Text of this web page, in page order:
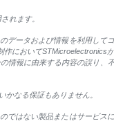
れます。
データおよび情報を利用して
においてSTMicroelectronics
情報に由来する内容の誤り、
なる保証もありません。
ではない製品またはサービス